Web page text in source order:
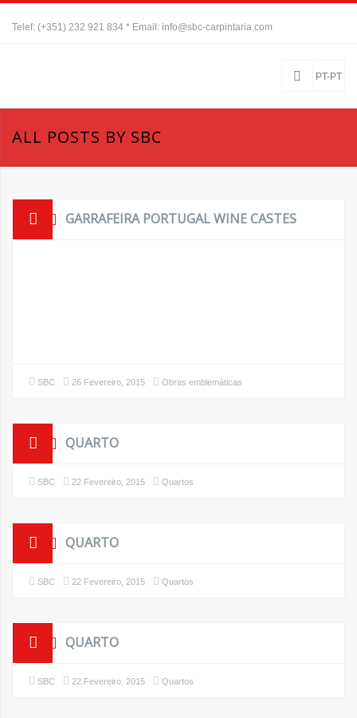
Telef: (+351) 232 921 834 * Email: info@sbc-carpintaria.com
PT-PT
ALL POSTS BY SBC
GARRAFEIRA PORTUGAL WINE CASTES
SBC 26 Fevereiro, 2015 Obras emblemáticas
QUARTO
SBC 22 Fevereiro, 2015 Quartos
QUARTO
SBC 22 Fevereiro, 2015 Quartos
QUARTO
SBC 22 Fevereiro, 2015 Quartos